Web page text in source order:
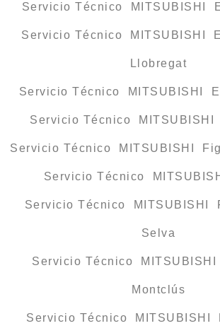
Servicio Técnico MITSUBISHI
Servicio Técnico MITSUBISHI
Llobregat
Servicio Técnico MITSUBISHI
Servicio Técnico MITSUBISHI
Servicio Técnico MITSUBISHI
Servicio Técnico
Servicio Técnico MITSUBISHI
Selva
Servicio Técnico
Montclús
Servicio Técnico MITSUBISHI